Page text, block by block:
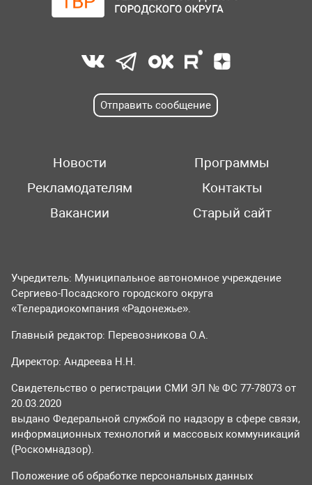
Отправить сообщение
Новости
Программы
Рекламодателям
Контакты
Вакансии
Старый сайт
Учредитель: Муниципальное автономное учреждение
Сергиево-Посадского городского округа
«Телерадиокомпания «Радонежье».
Главный редактор: Перевозникова О.А.
Директор: Андреева Н.Н.
Свидетельство о регистрации СМИ ЭЛ № ФС 77-78073 от
20.03.2020
выдано Федеральной службой по надзору в сфере связи,
информационных технологий и массовых коммуникаций
(Роскомнадзор).
Положение об обработке персональных данных